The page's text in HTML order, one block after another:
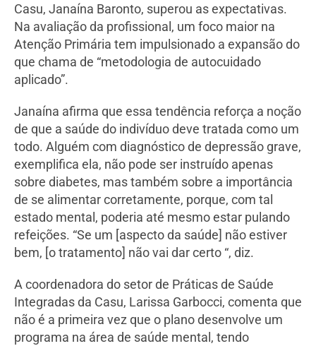
Casu, Janaína Baronto, superou as expectativas.
Na avaliação da profissional, um foco maior na
Atenção Primária tem impulsionado a expansão do
que chama de “metodologia de autocuidado
aplicado”.
Janaína afirma que essa tendência reforça a noção
de que a saúde do indivíduo deve tratada como um
todo. Alguém com diagnóstico de depressão grave,
exemplifica ela, não pode ser instruído apenas
sobre diabetes, mas também sobre a importância
de se alimentar corretamente, porque, com tal
estado mental, poderia até mesmo estar pulando
refeições. “Se um [aspecto da saúde] não estiver
bem, [o tratamento] não vai dar certo “, diz.
A coordenadora do setor de Práticas de Saúde
Integradas da Casu, Larissa Garbocci, comenta que
não é a primeira vez que o plano desenvolve um
programa na área de saúde mental, tendo